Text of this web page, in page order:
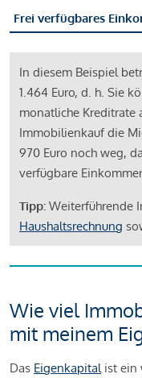
Frei verfügbares
In diesem Beispiel
1.464 Euro, d. h. Sie
monatliche Kreditrate
Immobilienkauf die
970 Euro noch weg,
verfügbare
Tipp: Weiterführende
Haushaltsrechnung
Wie viel
mit meinem
Das Eigenkapitalist ein